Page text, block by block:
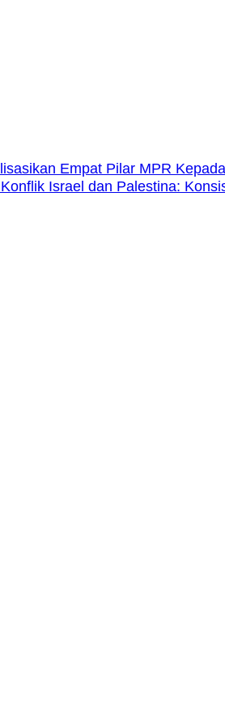
Empat Pilar MPR
Israel dan Palestina: